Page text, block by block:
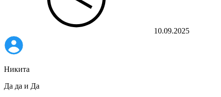
10.09.2025
Никита
Да да и Да